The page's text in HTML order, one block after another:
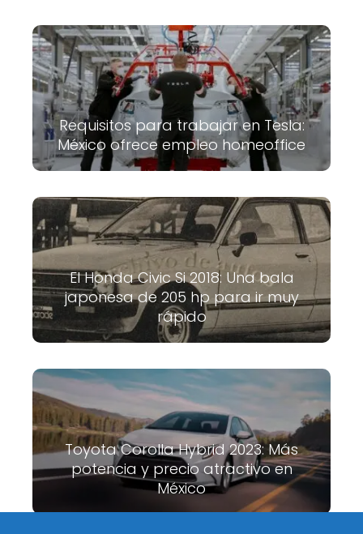
Requisitos para trabajar en Tesla:
México ofrece empleo homeoffice
El Honda Civic Si 2018: Una bala
japonesa de 205 hp para ir muy
rápido
Toyota Corolla Hybrid 2023: Más
potencia y precio atractivo en
México